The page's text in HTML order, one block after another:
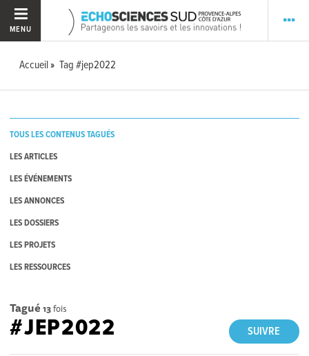
MENU
Accueil Tag #jep2022
TOUS LES CONTENUS TAGUÉS
LES ARTICLES
LES ÉVÉNEMENTS
LES ANNONCES
LES DOSSIERS
LES PROJETS
LES RESSOURCES
Tagué 13fois
SUIVRE
#JEP2022